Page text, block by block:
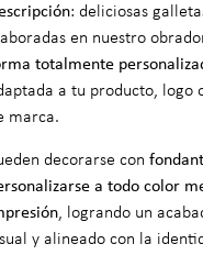
: deliciosas
en nuestro
totalmente
a tu producto, logo
marca.
decorarse con
a todo color
, logrando un
y alineado con la